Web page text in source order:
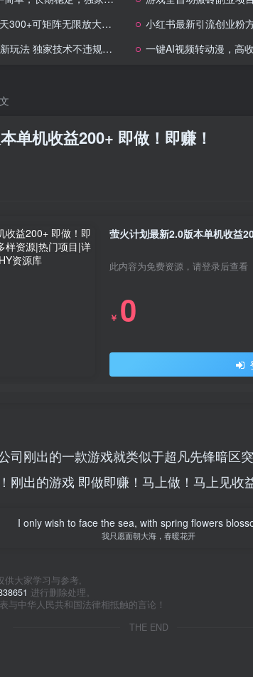
限放大，亲测小白也能轻松月…
小红书最新引流创业粉方式，
，也不封号，只需要挂机 ，稳定2000
一键AI视频转动漫，高收益暴
单机收益200+ 即做！即赚！
萤火计划最新2.0版本单机收益
此内容为免费资源，请登录后查看
￥ 0
司刚出的一款游戏就类似于超凡先锋暗区
刚出的游戏 即做即赚！马上做！马上见收
I only wish to face the sea, with spring flowers
我只愿面朝大海，春暖花开
供大家学习与参考,
进行删除处理。
与中华人民共和国法律相抵触的言论！
THE END